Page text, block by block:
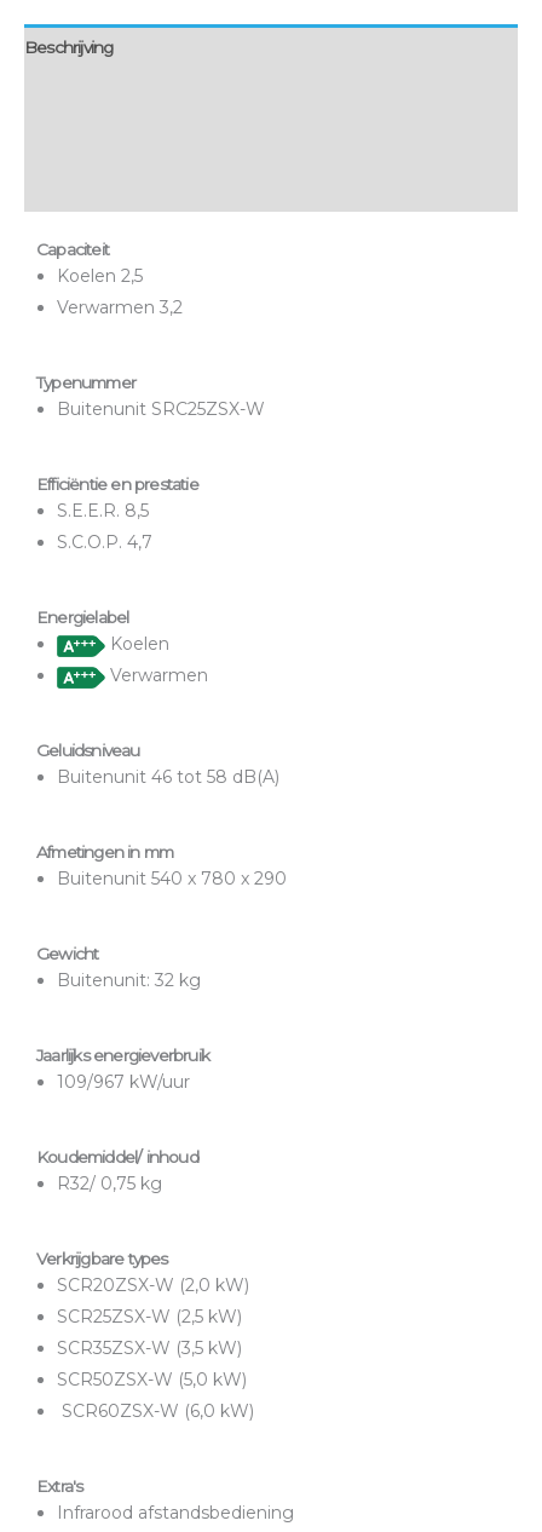
Beschrijving
Capaciteit
Koelen 2,5
Verwarmen 3,2
Typenummer
Buitenunit SRC25ZSX-W
Efficiëntie en prestatie
S.E.E.R. 8,5
S.C.O.P. 4,7
Energielabel
Koelen
Verwarmen
Geluidsniveau
Buitenunit 46 tot 58 dB(A)
Afmetingen in mm
Buitenunit 540 x 780 x 290
Gewicht
Buitenunit: 32 kg
Jaarlijks energieverbruik
109/967 kW/uur
Koudemiddel/ inhoud
R32/ 0,75 kg
Verkrijgbare types
SCR20ZSX-W (2,0 kW)
SCR25ZSX-W (2,5 kW)
SCR35ZSX-W (3,5 kW)
SCR50ZSX-W (5,0 kW)
SCR60ZSX-W (6,0 kW)
Extra's
Infrarood afstandsbediening